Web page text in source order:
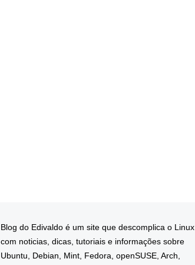
Blog do Edivaldo é um site que descomplica o Linux
com noticias, dicas, tutoriais e informações sobre
Ubuntu, Debian, Mint, Fedora, openSUSE, Arch,